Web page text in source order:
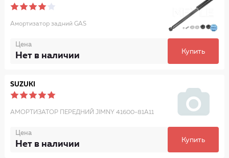
Амортизатор задний GAS
Цена
Нет в наличии Купить
SUZUKI
АМОРТИЗАТОР ПЕРЕДНИЙ JIMNY 41600-81A11
Цена
Нет в наличии Купить